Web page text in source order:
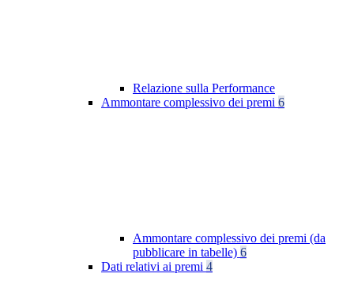
Relazione sulla Performance
Ammontare complessivo dei premi 6
Ammontare complessivo dei premi (da
pubblicare in tabelle) 6
Dati relativi ai premi 4